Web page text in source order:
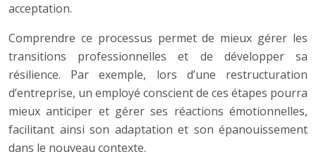
acceptation.
Comprendre ce processus permet de mieux gérer les
transitions professionnelles et de développer sa
résilience. Par exemple, lors d’une restructuration
d’entreprise, un employé conscient de ces étapes pourra
mieux anticiper et gérer ses réactions émotionnelles,
facilitant ainsi son adaptation et son épanouissement
dans le nouveau contexte.